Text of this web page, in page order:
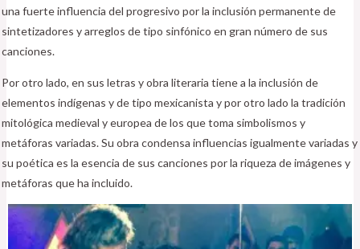
una fuerte influencia del progresivo por la inclusión permanente de
sintetizadores y arreglos de tipo sinfónico en gran número de sus
canciones.
Por otro lado, en sus letras y obra literaria tiene a la inclusión de
elementos indígenas y de tipo mexicanista y por otro lado la tradición
mitológica medieval y europea de los que toma simbolismos y
metáforas variadas. Su obra condensa influencias igualmente variadas y
su poética es la esencia de sus canciones por la riqueza de imágenes y
metáforas que ha incluido.